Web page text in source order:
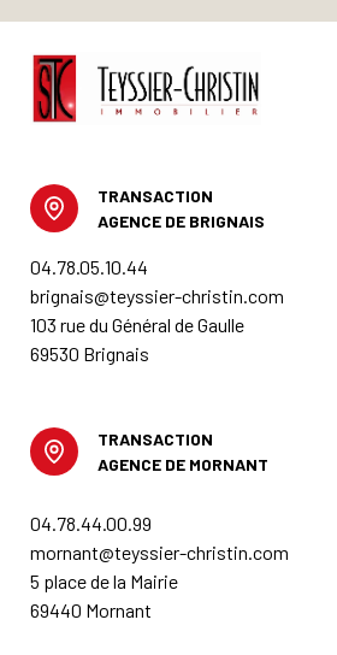
TRANSACTION
AGENCE DE BRIGNAIS
04.78.05.10.44
brignais@teyssier-christin.com
103 rue du Général de Gaulle
69530 Brignais
TRANSACTION
AGENCE DE MORNANT
04.78.44.00.99
mornant@teyssier-christin.com
5 place de la Mairie
69440 Mornant